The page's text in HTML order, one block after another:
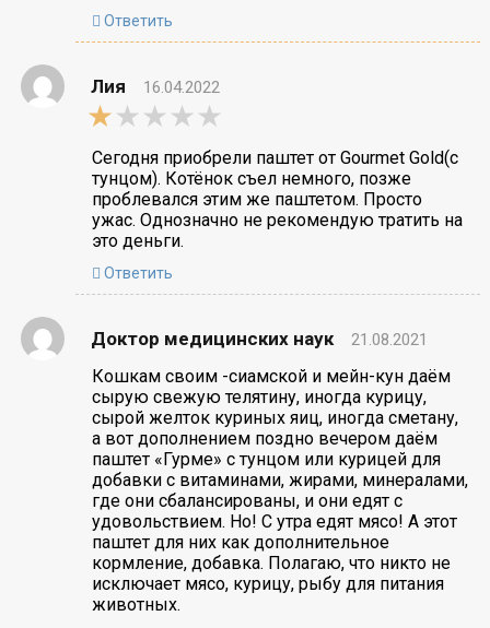
Ответить
Лия
16.04.2022
1,0
rating
Сегодня приобрели паштет от Gourmet Gold(с
тунцом). Котёнок съел немного, позже
проблевался этим же паштетом. Просто
ужас. Однозначно не рекомендую тратить на
это деньги.
Ответить
Доктор медицинских наук 21.08.2021
Кошкам своим -сиамской и мейн-кун даём
сырую свежую телятину, иногда курицу,
сырой желток куриных яиц, иногда сметану,
а вот дополнением поздно вечером даём
паштет «Гурме» с тунцом или курицей для
добавки с витаминами, жирами, минералами,
где они сбалансированы, и они едят с
удовольствием. Но! С утра едят мясо! А этот
паштет для них как дополнительное
кормление, добавка. Полагаю, что никто не
исключает мясо, курицу, рыбу для питания
животных.